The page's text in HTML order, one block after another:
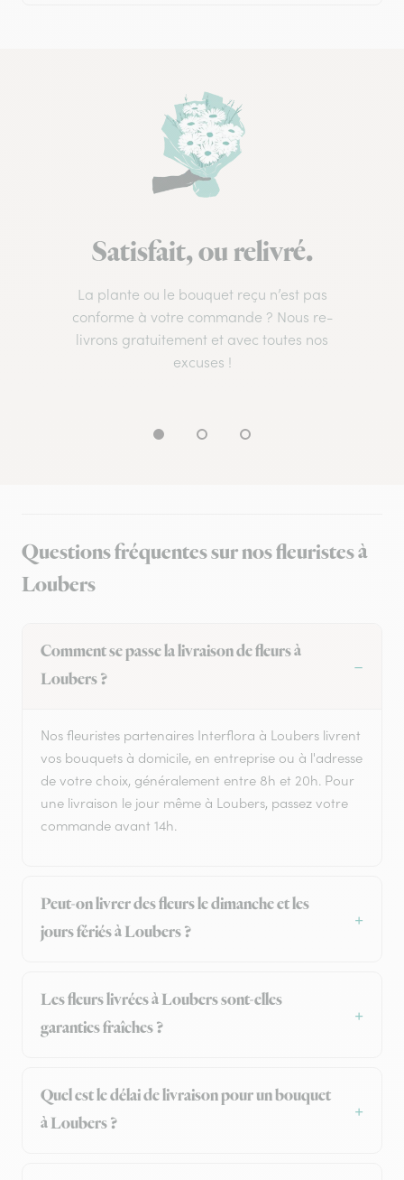
Satisfait, ou relivré.
La plante ou le bouquet reçu n’est pas
conforme à votre commande ? Nous re-
livrons gratuitement et avec toutes nos
excuses !
Questions fréquentes sur nos fleuristes à
Loubers
Comment se passe la livraison de fleurs à
Loubers ?
Nos fleuristes partenaires Interflora à Loubers livrent
vos bouquets à domicile, en entreprise ou à l'adresse
de votre choix, généralement entre 8h et 20h. Pour
une livraison le jour même à Loubers, passez votre
commande avant 14h.
Peut-on livrer des fleurs le dimanche et les
jours fériés à Loubers ?
Les fleurs livrées à Loubers sont-elles
garanties fraîches ?
Quel est le délai de livraison pour un bouquet
à Loubers ?